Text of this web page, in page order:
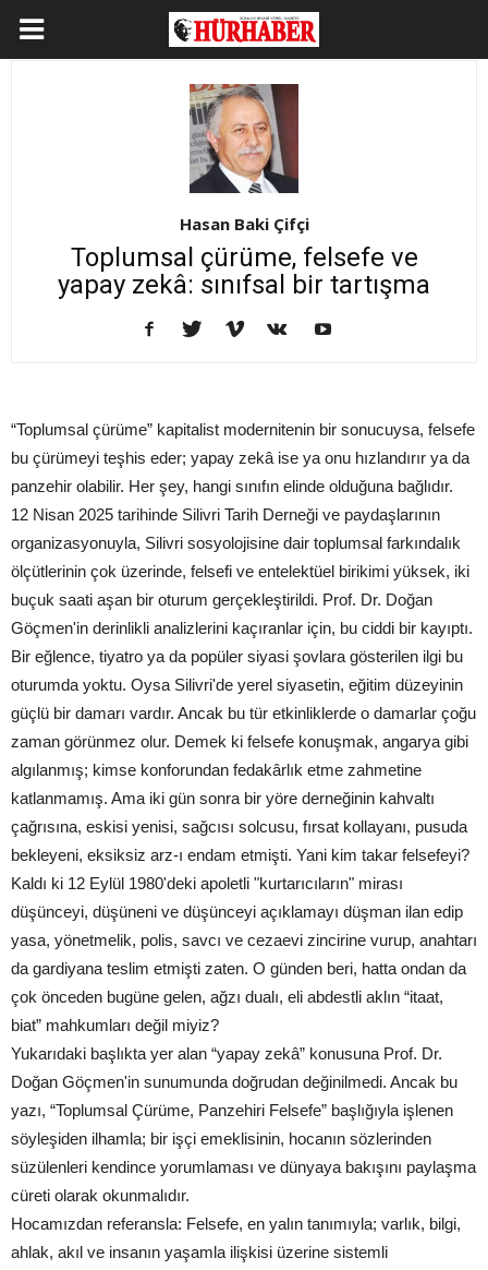
Hasan Baki Çifçi
Toplumsal çürüme, felsefe ve
yapay zekâ: sınıfsal bir tartışma
“Toplumsal çürüme” kapitalist modernitenin bir sonucuysa, felsefe
bu çürümeyi teşhis eder; yapay zekâ ise ya onu hızlandırır ya da
panzehir olabilir. Her şey, hangi sınıfın elinde olduğuna bağlıdır.
12 Nisan 2025 tarihinde Silivri Tarih Derneği ve paydaşlarının
organizasyonuyla, Silivri sosyolojisine dair toplumsal farkındalık
ölçütlerinin çok üzerinde, felsefi ve entelektüel birikimi yüksek, iki
buçuk saati aşan bir oturum gerçekleştirildi. Prof. Dr. Doğan
Göçmen'in derinlikli analizlerini kaçıranlar için, bu ciddi bir kayıptı.
Bir eğlence, tiyatro ya da popüler siyasi şovlara gösterilen ilgi bu
oturumda yoktu. Oysa Silivri'de yerel siyasetin, eğitim düzeyinin
güçlü bir damarı vardır. Ancak bu tür etkinliklerde o damarlar çoğu
zaman görünmez olur. Demek ki felsefe konuşmak, angarya gibi
algılanmış; kimse konforundan fedakârlık etme zahmetine
katlanmamış. Ama iki gün sonra bir yöre derneğinin kahvaltı
çağrısına, eskisi yenisi, sağcısı solcusu, fırsat kollayanı, pusuda
bekleyeni, eksiksiz arz-ı endam etmişti. Yani kim takar felsefeyi?
Kaldı ki 12 Eylül 1980'deki apoletli "kurtarıcıların" mirası
düşünceyi, düşüneni ve düşünceyi açıklamayı düşman ilan edip
yasa, yönetmelik, polis, savcı ve cezaevi zincirine vurup, anahtarı
da gardiyana teslim etmişti zaten. O günden beri, hatta ondan da
çok önceden bugüne gelen, ağzı dualı, eli abdestli aklın “itaat,
biat” mahkumları değil miyiz?
Yukarıdaki başlıkta yer alan “yapay zekâ” konusuna Prof. Dr.
Doğan Göçmen'in sunumunda doğrudan değinilmedi. Ancak bu
yazı, “Toplumsal Çürüme, Panzehiri Felsefe” başlığıyla işlenen
söyleşiden ilhamla; bir işçi emeklisinin, hocanın sözlerinden
süzülenleri kendince yorumlaması ve dünyaya bakışını paylaşma
cüreti olarak okunmalıdır.
Hocamızdan referansla: Felsefe, en yalın tanımıyla; varlık, bilgi,
ahlak, akıl ve insanın yaşamla ilişkisi üzerine sistemli